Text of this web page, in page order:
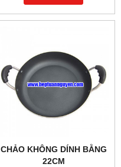
CHẢO KHÔNG DÍNH BẰNG
22CM